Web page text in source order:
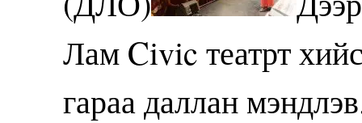
Лам Civic театрт
гараа даллан